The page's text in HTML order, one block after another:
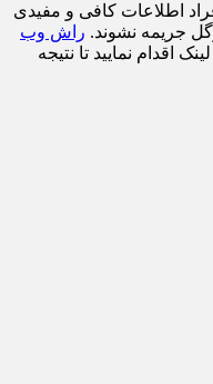
اطلاعات کافی و مفیدی
جریمه نشوند. راش وب
اقدام نمایید تا نتیجه